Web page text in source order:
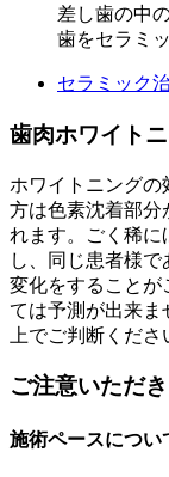
差し歯の中
歯をセラミ
セラミック
歯肉ホワイト
ホワイトニング
方は色素沈着部分
れます。ごく稀に
し、同じ患者様
変化をすることが
ては予測が出来ま
上でご判断くださ
ご注意いただ
施術ペースについ